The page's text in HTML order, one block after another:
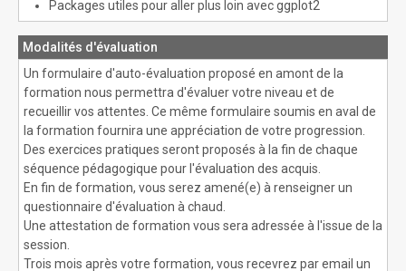
Packages utiles pour aller plus loin avec ggplot2
Modalités d'évaluation
Un formulaire d'auto-évaluation proposé en amont de la
formation nous permettra d'évaluer votre niveau et de
recueillir vos attentes. Ce même formulaire soumis en aval de
la formation fournira une appréciation de votre progression.
Des exercices pratiques seront proposés à la fin de chaque
séquence pédagogique pour l'évaluation des acquis.
En fin de formation, vous serez amené(e) à renseigner un
questionnaire d'évaluation à chaud.
Une attestation de formation vous sera adressée à l'issue de la
session.
Trois mois après votre formation, vous recevrez par email un